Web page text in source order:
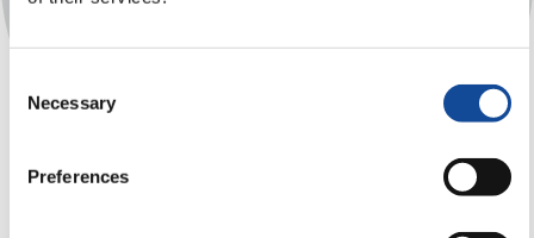
Selection
Necessary
Preferences